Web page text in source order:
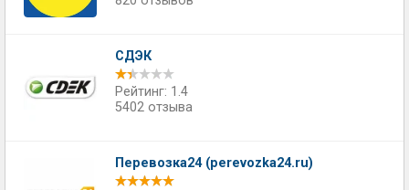
СДЭК
Рейтинг: 1.4
5402 отзыва
Перевозка24 (perevozka24.ru)